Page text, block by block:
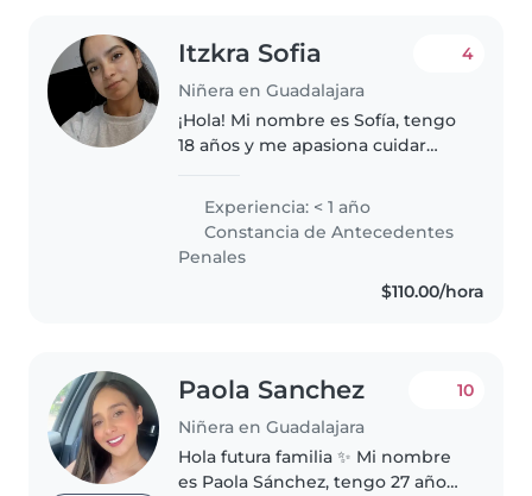
Itzkra Sofia
Niñera en Guadalajara
4
¡Hola! Mi nombre es Sofía, tengo
18 años y me apasiona cuidar
día. Me considero una persona
responsable, paciente, cariñosa y
servicial, cualidades..
Experiencia: < 1 año
Constancia de Antecedentes
Penales
$110.00/hora
Paola Sanchez
Niñera en Guadalajara
10
Hola futura familia ✨ Mi nombre
es Paola Sánchez, tengo 27 años.